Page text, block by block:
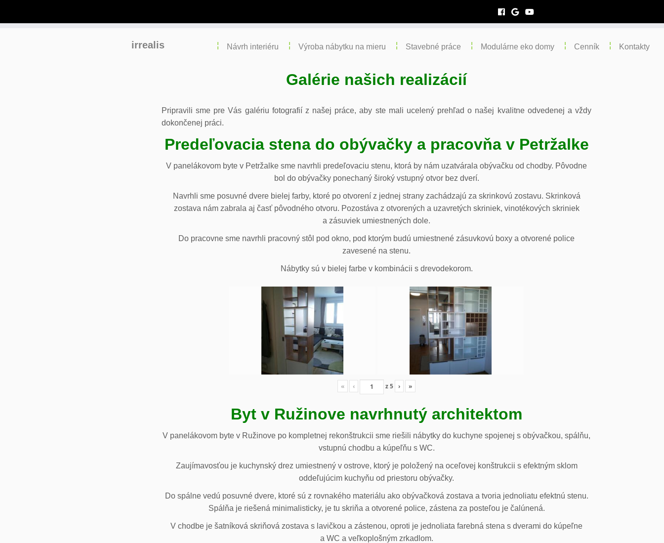
irrealis Návrh interiéru Výroba nábytku na mieru Stavebné práce Modulárne eko domy Cenník Kontakty
Galérie našich realizácií
Pripravili sme pre Vás galériu fotografií z našej práce, aby ste mali ucelený prehľad o našej kvalitne odvedenej a vždy
dokončenej práci.
Predeľovacia stena do obývačky a pracovňa v Petržalke
V panelákovom byte v Petržalke sme navrhli predeľovaciu stenu, ktorá by nám uzatvárala obývačku od chodby. Pôvodne
bol do obývačky ponechaný široký vstupný otvor bez dverí.
Navrhli sme posuvné dvere bielej farby, ktoré po otvorení z jednej strany zachádzajú za skrinkovú zostavu. Skrinková
zostava nám zabrala aj časť pôvodného otvoru. Pozostáva z otvorených a uzavretých skriniek, vinotékových skriniek
a zásuviek umiestnených dole.
Do pracovne sme navrhli pracovný stôl pod okno, pod ktorým budú umiestnené zásuvkovú boxy a otvorené police
zavesené na stenu.
Nábytky sú v bielej farbe v kombinácii s drevodekorom.
« ‹ z5 › »
Byt v Ružinove navrhnutý architektom
V panelákovom byte v Ružinove po kompletnej rekonštrukcii sme riešili nábytky do kuchyne spojenej s obývačkou, spálňu,
vstupnú chodbu a kúpeľňu s WC.
Zaujímavosťou je kuchynský drez umiestnený v ostrove, ktorý je položený na oceľovej konštrukcii s efektným sklom
oddeľujúcim kuchyňu od priestoru obývačky.
Do spálne vedú posuvné dvere, ktoré sú z rovnakého materiálu ako obývačková zostava a tvoria jednoliatu efektnú stenu.
Spálňa je riešená minimalisticky, je tu skriňa a otvorené police, zástena za posteľou je čalúnená.
V chodbe je šatníková skriňová zostava s lavičkou a zástenou, oproti je jednoliata farebná stena s dverami do kúpeľne
a WC a veľkoplošným zrkadlom.